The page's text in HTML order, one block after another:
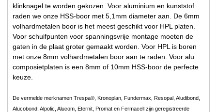
klinknagel te worden gekozen. Voor aluminium en kunststof
raden we onze HSS-boor met 5,1mm diameter aan. De 6mm
volhardmetalen boor is het meest geschikt voor HPL platen.
Voor schuifpunten voor spanningsvrije montage moeten de
gaten in de plaat groter gemaakt worden. Voor HPL is boren
met onze 8mm volhardmetalen boor aan te raden. Voor alu
composietplaten is een 8mm of 10mm HSS-boor de perfecte
keuze.
De vermelde merknamen Trespa®, Kronoplan, Fundermax, Resopal, Aludibond,
Alucobond, Alpolic, Alucom, Eternit, Promat en Fermacell zijn geregistreerde